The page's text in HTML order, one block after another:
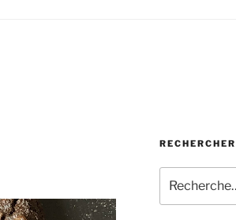
RECHERCHER
pour
: